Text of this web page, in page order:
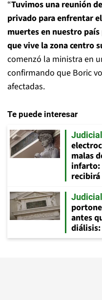
“Tuvimos una reunión
privado para enfrentar
muertes en nuestro
que vive la zona centro
comenzó la ministra en
confirmando que Boric
afectadas.
Te puede interesar
Judicial
malas
infarto:
Judicial
antes